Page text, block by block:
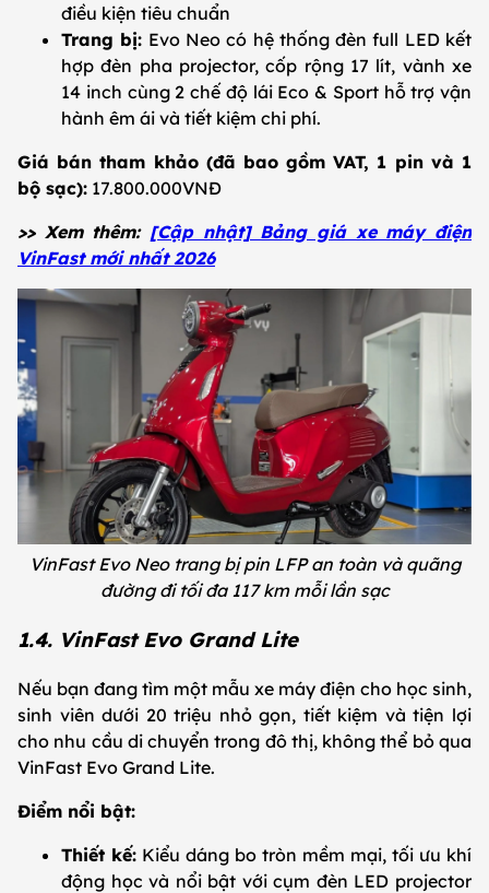
điều kiện tiêu chuẩn
Trang bị: Evo Neo có hệ thống đèn full LED kết
hợp đèn pha projector, cốp rộng 17 lít, vành xe
14 inch cùng 2 chế độ lái Eco & Sport hỗ trợ vận
hành êm ái và tiết kiệm chi phí.
Giá bán tham khảo (đã bao gồm VAT, 1 pin và 1
bộ sạc): 17.800.000VNĐ
>> Xem thêm: [Cập nhật] Bảng giá xe máy điện
VinFast mới nhất 2026
VinFast Evo Neo trang bị pin LFP an toàn và quãng
đường đi tối đa 117 km mỗi lần sạc
1.4. VinFast Evo Grand Lite
Nếu bạn đang tìm một mẫu xe máy điện cho học sinh,
sinh viên dưới 20 triệu nhỏ gọn, tiết kiệm và tiện lợi
cho nhu cầu di chuyển trong đô thị, không thể bỏ qua
VinFast Evo Grand Lite.
Điểm nổi bật:
Thiết kế: Kiểu dáng bo tròn mềm mại, tối ưu khí
động học và nổi bật với cụm đèn LED projector